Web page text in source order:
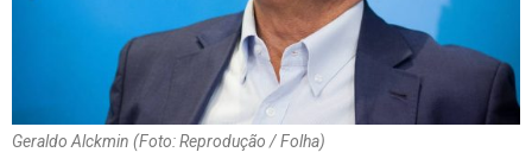
Geraldo Alckmin (Foto: Reprodução / Folha)